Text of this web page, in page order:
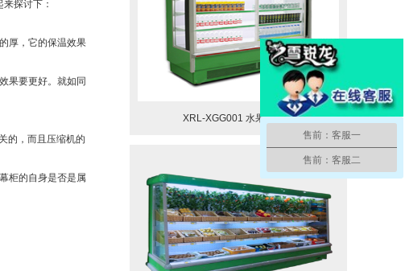
起来探讨下：
厚，它的保温效果
果要更好。就如同
的，而且压缩机的
柜的自身是否是属
XRL-XGG001 水果保鲜柜
售前：客服一
售前：客服二